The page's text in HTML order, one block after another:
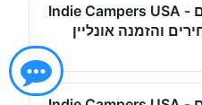
השכרת קרוואנים - Indie Campers USA
והזמנה אונליין